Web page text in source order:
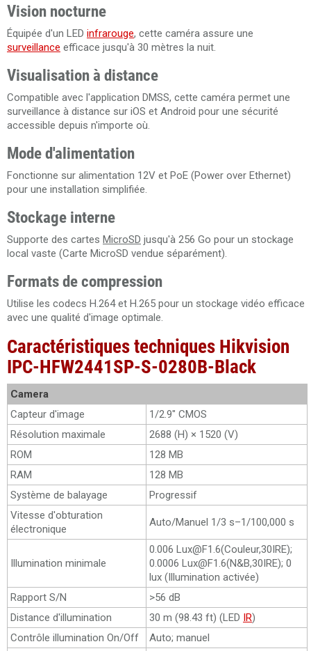
Vision nocturne
Équipée d'un LED infrarouge, cette caméra assure une
surveillance efficace jusqu'à 30 mètres la nuit.
Visualisation à distance
Compatible avec l'application DMSS, cette caméra permet une
surveillance à distance sur iOS et Android pour une sécurité
accessible depuis n'importe où.
Mode d'alimentation
Fonctionne sur alimentation 12V et PoE (Power over Ethernet)
pour une installation simplifiée.
Stockage interne
Supporte des cartes MicroSD jusqu'à 256 Go pour un stockage
local vaste (Carte MicroSD vendue séparément).
Formats de compression
Utilise les codecs H.264 et H.265 pour un stockage vidéo efficace
avec une qualité d'image optimale.
Caractéristiques techniques Hikvision
IPC-HFW2441SP-S-0280B-Black
Camera
Capteur d'image
1/2.9" CMOS
Résolution maximale
2688 (H) × 1520 (V)
ROM
128 MB
RAM
128 MB
Système de balayage
Progressif
Vitesse d'obturation
électronique
Auto/Manuel 1/3 s–1/100,000 s
Illumination minimale
0.006 Lux@F1.6(Couleur,30IRE);
0.0006 Lux@F1.6(N&B,30IRE); 0
lux (Illumination activée)
Rapport S/N
>56 dB
Distance d'illumination
30 m (98.43 ft) (LED IR)
Contrôle illumination On/Off
Auto; manuel